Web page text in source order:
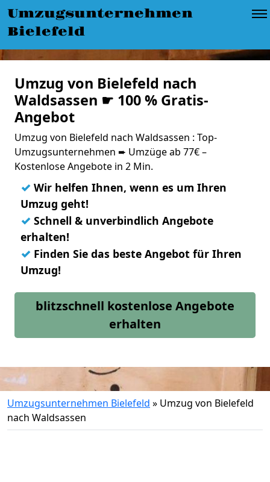
Umzugsunternehmen
Bielefeld
Umzug von Bielefeld nach
Waldsassen ☛ 100 % Gratis-
Angebot
Umzug von Bielefeld nach Waldsassen : Top-
Umzugsunternehmen ➨ Umzüge ab 77€ –
Kostenlose Angebote in 2 Min.
✓ Wir helfen Ihnen, wenn es um Ihren
Umzug geht!
✓ Schnell & unverbindlich Angebote
erhalten!
✓ Finden Sie das beste Angebot für Ihren
Umzug!
blitzschnell kostenlose Angebote
erhalten
Umzugsunternehmen Bielefeld » Umzug von Bielefeld
nach Waldsassen